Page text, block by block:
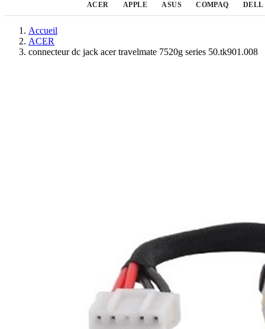
ACER APPLE ASUS COMPAQ DELL
Accueil
ACER
connecteur dc jack acer travelmate 7520g series 50.tk901.008